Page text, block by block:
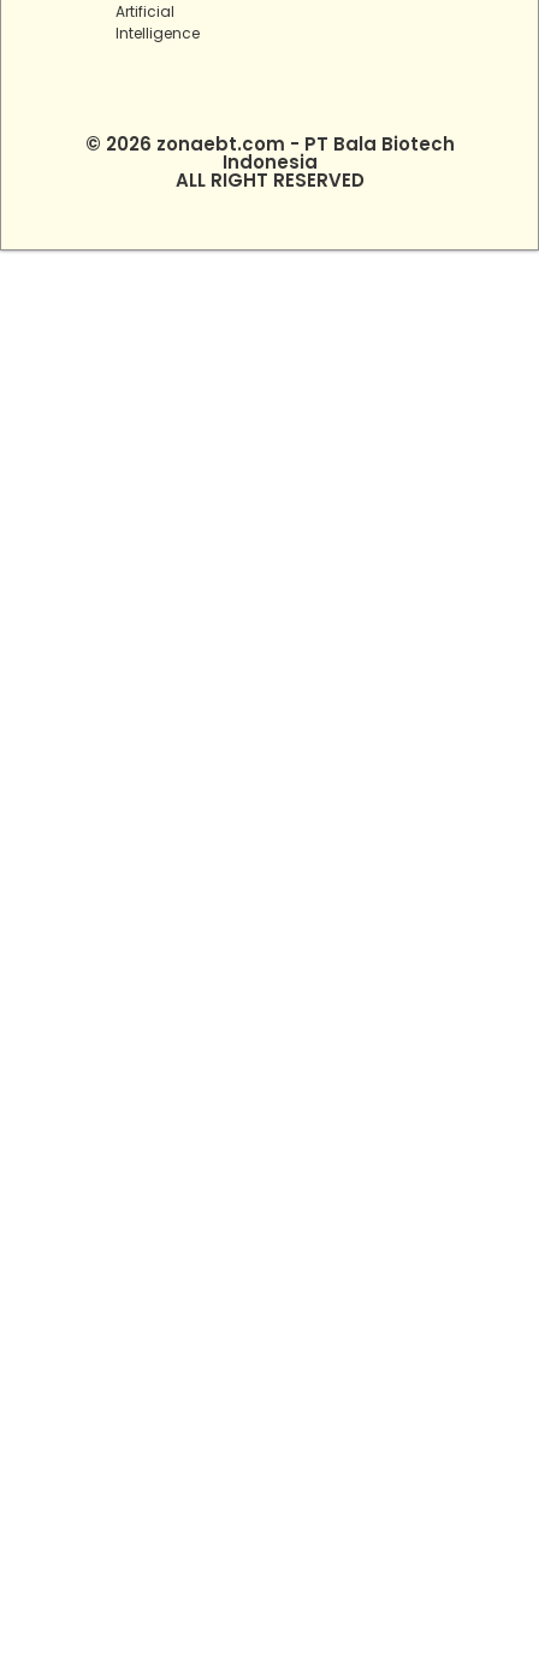
Artificial
Intelligence
© 2026 zonaebt.com - PT Bala Biotech
Indonesia
ALL RIGHT RESERVED